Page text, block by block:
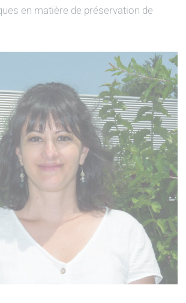
en matière de préservation de